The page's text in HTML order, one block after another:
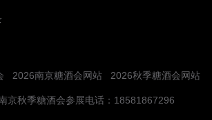
2026南京糖酒会网站 2026秋季糖酒会网站
京秋季糖酒会参展电话：18581867296